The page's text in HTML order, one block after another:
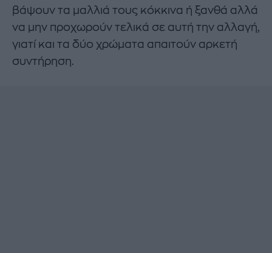
βάψουν τα μαλλιά τους κόκκινα ή ξανθά αλλά
να μην προχωρούν τελικά σε αυτή την αλλαγή,
γιατί και τα δύο χρώματα απαιτούν αρκετή
συντήρηση.